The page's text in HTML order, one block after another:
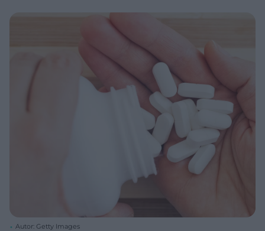
Autor: Getty Images